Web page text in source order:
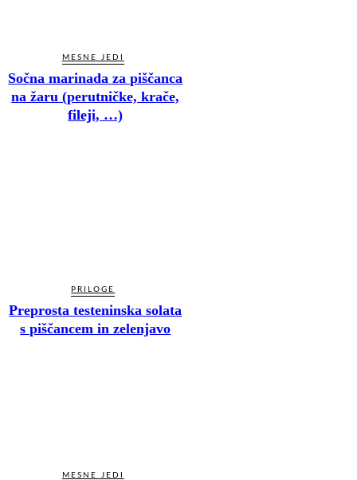
MESNE JEDI
Sočna marinada za piščanca
na žaru (perutničke, krače,
fileji, …)
PRILOGE
Preprosta testeninska solata
s piščancem in zelenjavo
MESNE JEDI